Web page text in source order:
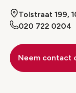
Tolstraat 199,
020 722 0204
Neem contact